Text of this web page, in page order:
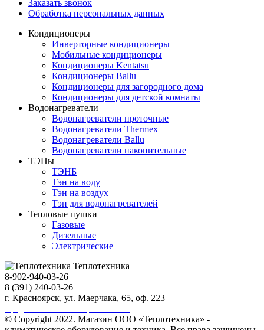
Заказать звонок
Обработка персональных данных
Кондиционеры
Инверторные кондиционеры
Мобильные кондиционеры
Кондиционеры Kentatsu
Кондиционеры Ballu
Кондиционеры для загородного дома
Кондиционеры для детской комнаты
Водонагреватели
Водонагреватели проточные
Водонагреватели Thermex
Водонагреватели Ballu
Водонагреватели накопительные
ТЭНы
ТЭНБ
Тэн на воду
Тэн на воздух
Тэн для водонагревателей
Тепловые пушки
Газовые
Дизельные
Электрические
Теплотехника
8-902-940-03-26
8 (391) 240-03-26
г. Красноярск, ул. Маерчака, 65, оф. 223
© Copyright 2022. Магазин ООО «Теплотехника» -